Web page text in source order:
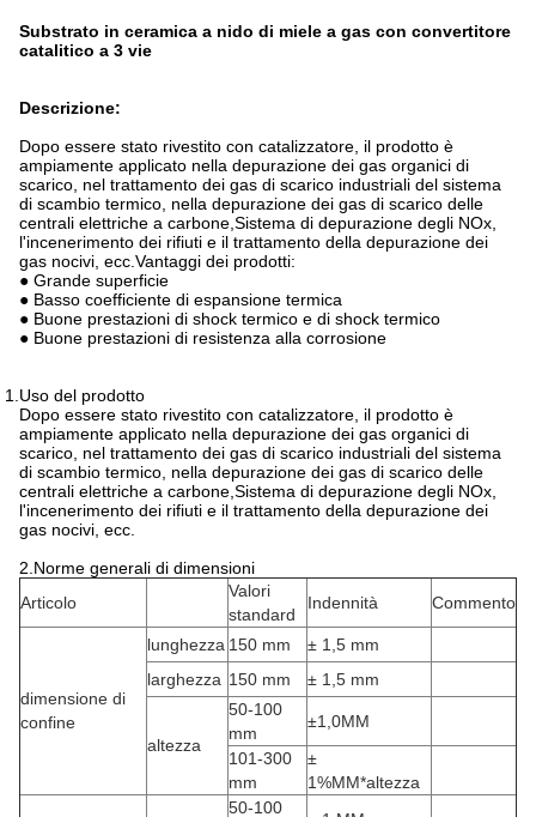
Substrato in ceramica a nido di miele a gas con convertitore
catalitico a 3 vie
Descrizione:
Dopo essere stato rivestito con catalizzatore, il prodotto è
ampiamente applicato nella depurazione dei gas organici di
scarico, nel trattamento dei gas di scarico industriali del sistema
di scambio termico, nella depurazione dei gas di scarico delle
centrali elettriche a carbone,Sistema di depurazione degli NOx,
l'incenerimento dei rifiuti e il trattamento della depurazione dei
gas nocivi, ecc.Vantaggi dei prodotti:
● Grande superficie
● Basso coefficiente di espansione termica
● Buone prestazioni di shock termico e di shock termico
● Buone prestazioni di resistenza alla corrosione
1.Uso del prodotto
Dopo essere stato rivestito con catalizzatore, il prodotto è
ampiamente applicato nella depurazione dei gas organici di
scarico, nel trattamento dei gas di scarico industriali del sistema
di scambio termico, nella depurazione dei gas di scarico delle
centrali elettriche a carbone,Sistema di depurazione degli NOx,
l'incenerimento dei rifiuti e il trattamento della depurazione dei
gas nocivi, ecc.
2.Norme generali di dimensioni
Articolo
Valori
standard
Indennità Commento
dimensione di
confine
lunghezza 150 mm
± 1,5 mm
larghezza 150 mm ± 1,5 mm
altezza
50-100
mm
±1,0MM
101-300
mm
±
1%MM*altezza
50-100